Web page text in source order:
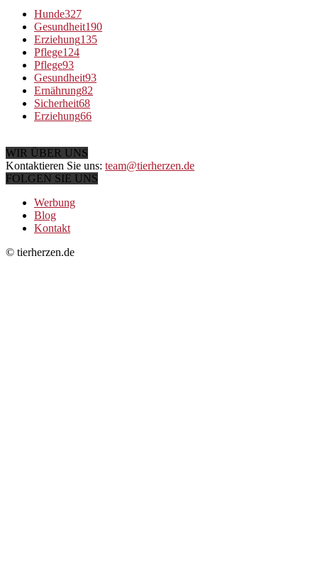
Hunde327
Gesundheit190
Erziehung135
Pflege124
Pflege93
Gesundheit93
Ernährung82
Sicherheit68
Erziehung66
WIR ÜBER UNS
Kontaktieren Sie uns: team@tierherzen.de
FOLGEN SIE UNS
Werbung
Blog
Kontakt
© tierherzen.de